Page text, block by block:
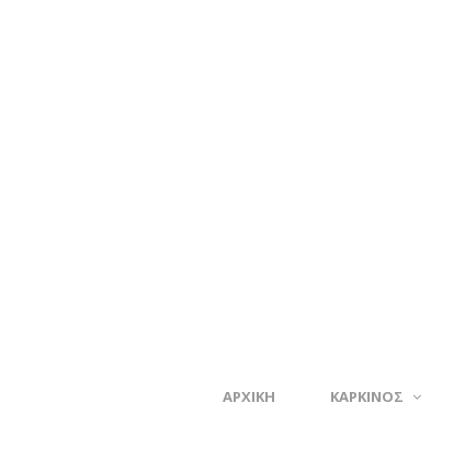
ΑΡΧΙΚΗ ΚΑΡΚΙΝΟΣ